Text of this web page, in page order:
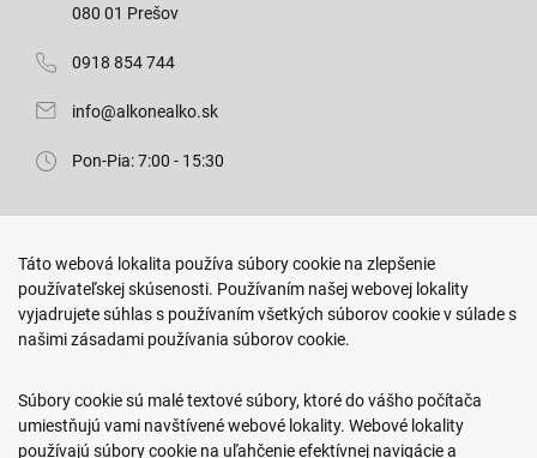
080 01 Prešov
0918 854 744
info@alkonealko.sk
Pon-Pia: 7:00 - 15:30
Arm. gen. Svobodu 23/A
080 01 Prešov
0917 466 578
sekcovpredajna@doroka.sk
Pon-Ned: 9:00 - 20:00
Táto webová lokalita používa súbory cookie na zlepšenie
používateľskej skúsenosti. Používaním našej webovej lokality
vyjadrujete súhlas s používaním všetkých súborov cookie v súlade s
našimi zásadami používania súborov cookie.
Súbory cookie sú malé textové súbory, ktoré do vášho počítača
umiestňujú vami navštívené webové lokality. Webové lokality
používajú súbory cookie na uľahčenie efektívnej navigácie a